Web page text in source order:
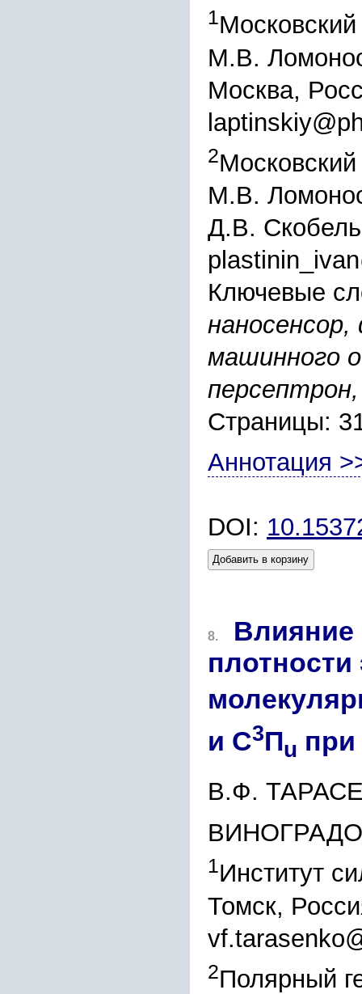
1
М.В.
Москва,
2
М.В.
Д.В.
Ключевые
машинного
Страницы:
Аннотация
DOI:
Добавить в корзину
8.
Влияние
и C3Пu при
В.Ф.
1Институт
Томск,
2Полярный